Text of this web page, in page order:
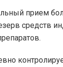
прием
средств